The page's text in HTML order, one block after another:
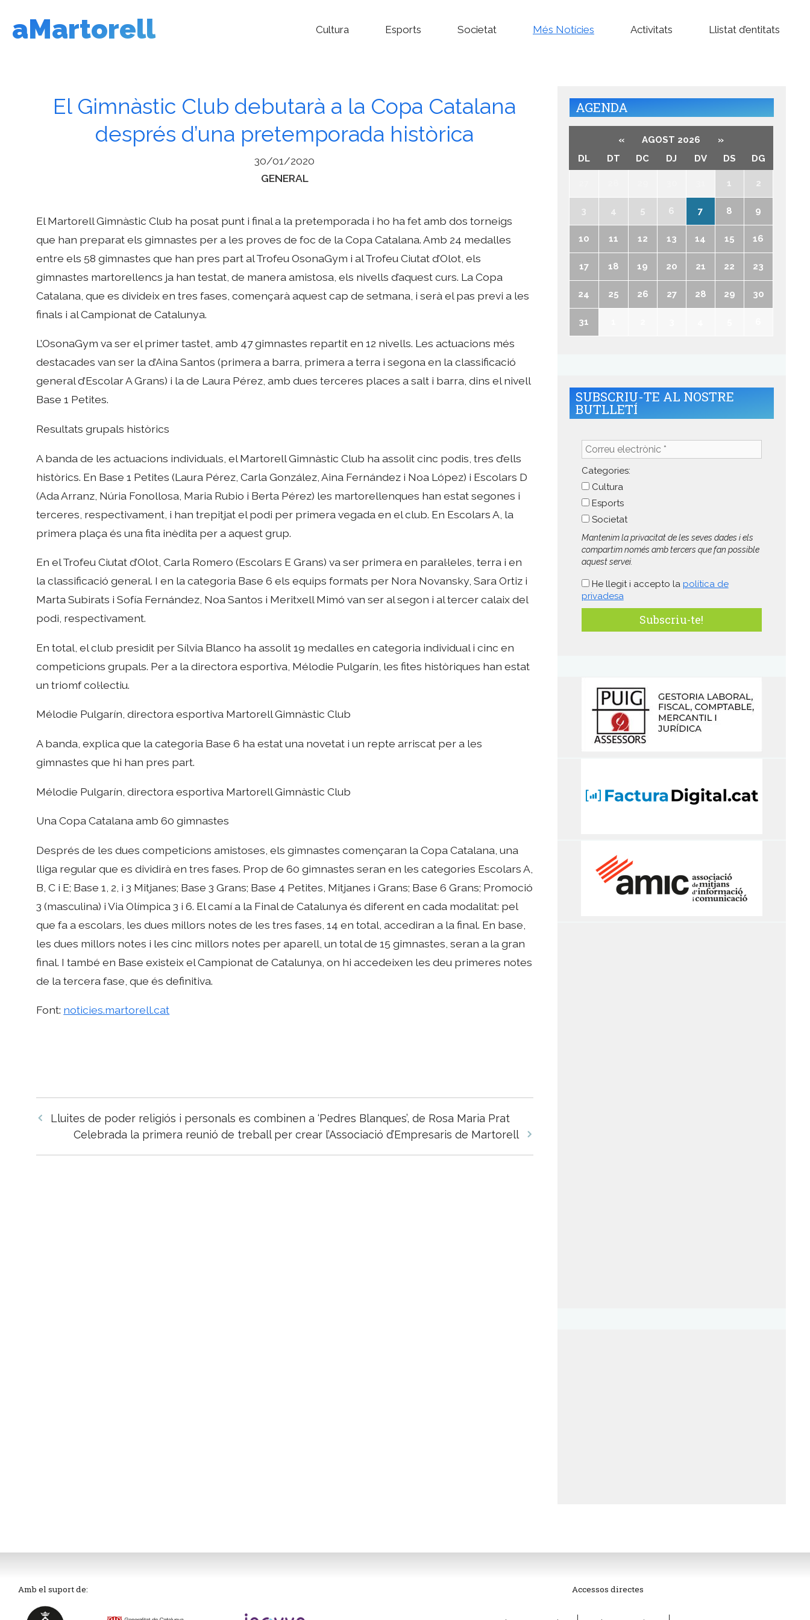
contingut
aMartorell Cultura Esports Societat Més Notícies Activitats Llistat d’entitats
El Gimnàstic Club debutarà a la Copa Catalana
després d’una pretemporada històrica
30/01/2020
Categories
GENERAL
El Martorell Gimnàstic Club ha posat punt i final a la pretemporada i ho ha fet amb dos torneigs
que han preparat els gimnastes per a les proves de foc de la Copa Catalana. Amb 24 medalles
entre els 58 gimnastes que han pres part al Trofeu OsonaGym i al Trofeu Ciutat d’Olot, els
gimnastes martorellencs ja han testat, de manera amistosa, els nivells d’aquest curs. La Copa
Catalana, que es divideix en tres fases, començarà aquest cap de setmana, i serà el pas previ a les
finals i al Campionat de Catalunya.
L’OsonaGym va ser el primer tastet, amb 47 gimnastes repartit en 12 nivells. Les actuacions més
destacades van ser la d’Aina Santos (primera a barra, primera a terra i segona en la classificació
general d’Escolar A Grans) i la de Laura Pérez, amb dues terceres places a salt i barra, dins el nivell
Base 1 Petites.
Resultats grupals històrics
A banda de les actuacions individuals, el Martorell Gimnàstic Club ha assolit cinc podis, tres d’ells
històrics. En Base 1 Petites (Laura Pérez, Carla González, Aina Fernández i Noa López) i Escolars D
(Ada Arranz, Núria Fonollosa, Maria Rubio i Berta Pérez) les martorellenques han estat segones i
terceres, respectivament, i han trepitjat el podi per primera vegada en el club. En Escolars A, la
primera plaça és una fita inèdita per a aquest grup.
En el Trofeu Ciutat d’Olot, Carla Romero (Escolars E Grans) va ser primera en paral·leles, terra i en
la classificació general. I en la categoria Base 6 els equips formats per Nora Novansky, Sara Ortiz i
Marta Subirats i Sofía Fernández, Noa Santos i Meritxell Mimó van ser al segon i al tercer calaix del
podi, respectivament.
En total, el club presidit per Sílvia Blanco ha assolit 19 medalles en categoria individual i cinc en
competicions grupals. Per a la directora esportiva, Mélodie Pulgarín, les fites històriques han estat
un triomf col·lectiu.
Mélodie Pulgarín, directora esportiva Martorell Gimnàstic Club
A banda, explica que la categoria Base 6 ha estat una novetat i un repte arriscat per a les
gimnastes que hi han pres part.
Mélodie Pulgarín, directora esportiva Martorell Gimnàstic Club
Una Copa Catalana amb 60 gimnastes
Després de les dues competicions amistoses, els gimnastes començaran la Copa Catalana, una
lliga regular que es dividirà en tres fases. Prop de 60 gimnastes seran en les categories Escolars A,
B, C i E; Base 1, 2, i 3 Mitjanes; Base 3 Grans; Base 4 Petites, Mitjanes i Grans; Base 6 Grans; Promoció
3 (masculina) i Via Olímpica 3 i 6. El camí a la Final de Catalunya és diferent en cada modalitat: pel
que fa a escolars, les dues millors notes de les tres fases, 14 en total, accediran a la final. En base,
les dues millors notes i les cinc millors notes per aparell, un total de 15 gimnastes, seran a la gran
final. I també en Base existeix el Campionat de Catalunya, on hi accedeixen les deu primeres notes
de la tercera fase, que és definitiva.
Font: noticies.martorell.cat
Navegació
Lluites de poder religiós i personals es combinen a ‘Pedres Blanques’, de Rosa Maria Prat
Celebrada la primera reunió de treball per crear l’Associació d’Empresaris de Martorell
AGENDA
« AGOST 2026
»
DL
DT DC DJ DV DS DG
1 2
3 4 5 6 7 8 9
10 11 12 13 14 15 16
17 18 19 20 21 22 23
24 25 26 27 28 29 30
31
SUBSCRIU-TE AL NOSTRE
BUTLLETÍ
Correu
electrònic
*Categories:
Cultura
Esports
Societat
Mantenim la privacitat de les seves dades i els
compartim només amb tercers que fan possible
aquest servei.
He llegit i accepto la política de
privadesa
Amb el suport de: Accessos directes